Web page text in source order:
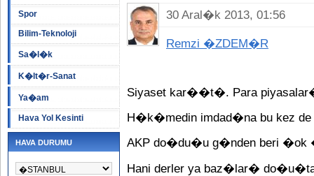
Spor
Bilim-Teknoloji
Sa�l�k
K�lt�r-Sanat
Ya�am
Hava Yol Kesinti
HAVA DURUMU
30 Aral�k 2013, 01:56
Remzi �ZDEM�R
Siyaset kar��t�. Para
H�k�medin imdad�na bu kez
AKP do�du�u g�nden beri
Hani derler ya baz�lar�